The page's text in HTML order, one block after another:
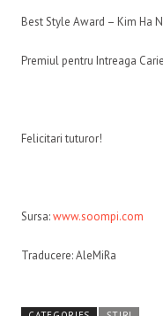
Best Style Award – Kim Ha
Premiul pentru Intreaga
Felicitari tuturor!
Sursa:www.soompi.com
Traducere: AleMiRa